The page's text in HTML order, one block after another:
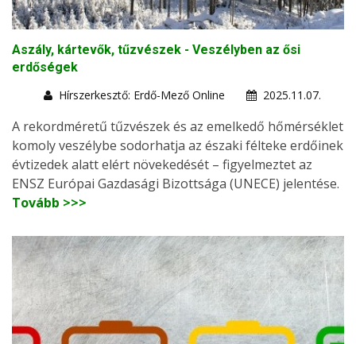
Aszály, kártevők, tűzvészek - Veszélyben az ősi
erdőségek
Hírszerkesztő: Erdő-Mező Online
2025.11.07.
A rekordméretű tűzvészek és az emelkedő hőmérséklet
komoly veszélybe sodorhatja az északi félteke erdőinek
évtizedek alatt elért növekedését – figyelmeztet az
ENSZ Európai Gazdasági Bizottsága (UNECE) jelentése.
Tovább >>>